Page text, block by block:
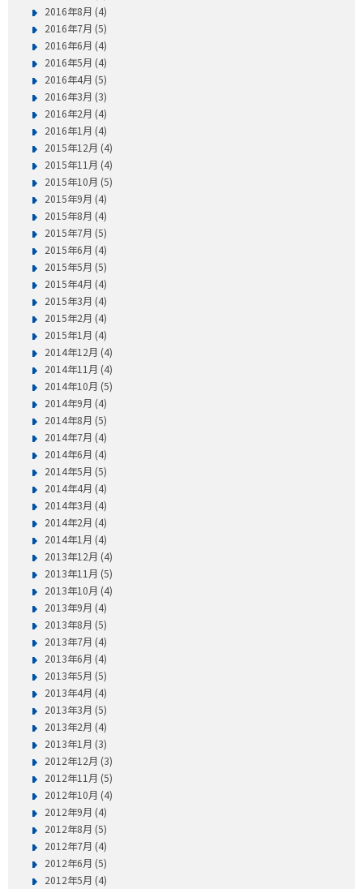
2016年8月 (4)
2016年7月 (5)
2016年6月 (4)
2016年5月 (4)
2016年4月 (5)
2016年3月 (3)
2016年2月 (4)
2016年1月 (4)
2015年12月 (4)
2015年11月 (4)
2015年10月 (5)
2015年9月 (4)
2015年8月 (4)
2015年7月 (5)
2015年6月 (4)
2015年5月 (5)
2015年4月 (4)
2015年3月 (4)
2015年2月 (4)
2015年1月 (4)
2014年12月 (4)
2014年11月 (4)
2014年10月 (5)
2014年9月 (4)
2014年8月 (5)
2014年7月 (4)
2014年6月 (4)
2014年5月 (5)
2014年4月 (4)
2014年3月 (4)
2014年2月 (4)
2014年1月 (4)
2013年12月 (4)
2013年11月 (5)
2013年10月 (4)
2013年9月 (4)
2013年8月 (5)
2013年7月 (4)
2013年6月 (4)
2013年5月 (5)
2013年4月 (4)
2013年3月 (5)
2013年2月 (4)
2013年1月 (3)
2012年12月 (3)
2012年11月 (5)
2012年10月 (4)
2012年9月 (4)
2012年8月 (5)
2012年7月 (4)
2012年6月 (5)
2012年5月 (4)